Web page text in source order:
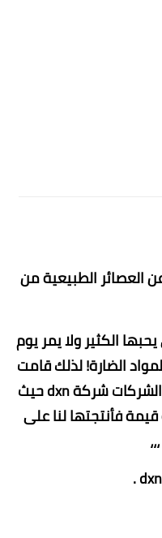
العصائر الطبيعية من
الكثير ولا يمر يوم
الضارة! لذلك قامت
الشركات التي تعني بالمنتجات الصحية بانتاج عصائر طبيعية صحية مفيدة، وعلى رأس هذه الشركات شركة dxn حيث
فأنتجتها لنا على